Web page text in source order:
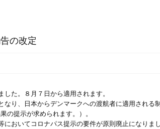
の改定
た。８月７日から適用されます。
なり、日本からデンマークへの渡航者に適用され
の提示が求められます。）。
おいてコロナパス提示の要件が原則廃止になりまし